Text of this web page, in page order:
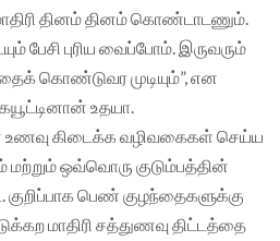
தினம் தினம் கொண்டாடணும்.
பேசி புரிய வைப்போம். இருவரும்
கொண்டுவர முடியும்”, என
உதயா.
உணவு கிடைக்க வழிவகைகள் செய்ய
ஒவ்வொரு குடும்பத்தின்
குறிப்பாக பெண் குழந்தைகளுக்கு
மாதிரி சத்துணவு திட்டத்தை